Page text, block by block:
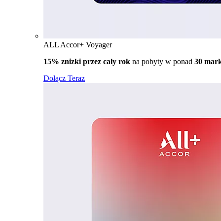
ALL Accor+ Voyager
15% znizki przez cały rok na pobyty w ponad 30
Dołącz Teraz